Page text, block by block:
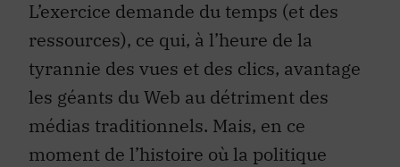
L’exercice demande du temps (et des
ressources), ce qui, à l’heure de la
tyrannie des vues et des clics, avantage
les géants du Web au détriment des
médias traditionnels. Mais, en ce
moment de l’histoire où la politique